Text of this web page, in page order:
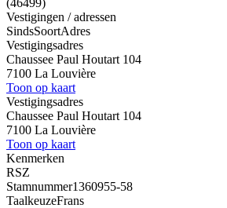
Vestigingen / adressen
SindsSoortAdres
Vestigingsadres
Chaussee Paul Houtart 104
7100 La Louvière
Toon op kaart
Vestigingsadres
Chaussee Paul Houtart 104
7100 La Louvière
Toon op kaart
Kenmerken
RSZ
Stamnummer1360955-58
TaalkeuzeFrans